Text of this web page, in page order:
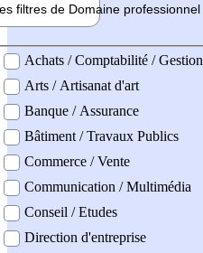
filtres de Domaine professionnel
professionel
Achats / Comptabilité / Gestion
Arts / Artisanat d'art
Banque / Assurance
Bâtiment / Travaux Publics
Commerce / Vente
Communication / Multimédia
Conseil / Etudes
Direction d'entreprise